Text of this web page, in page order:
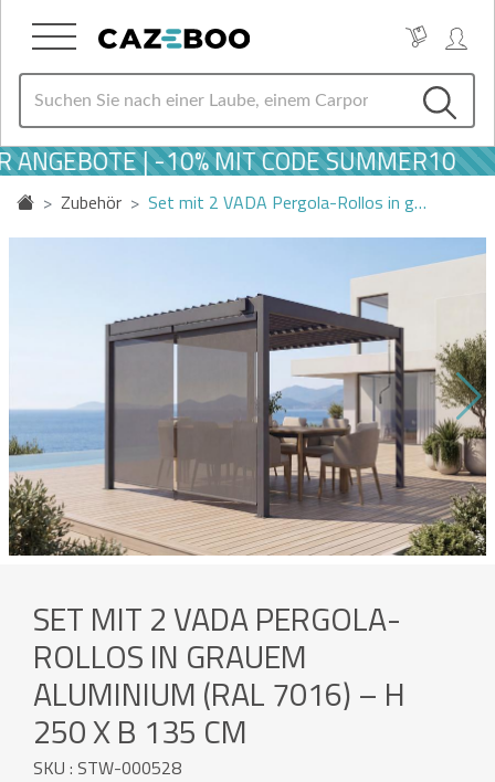
| -10% MIT CODE SUMMER10
Zubehör Set mit 2 VADA Pergola-Rollos in g…
SET MIT 2 VADA PERGOLA-
ROLLOS IN GRAUEM
ALUMINIUM (RAL 7016) – H
250 X B 135 CM
SKU : STW-000528